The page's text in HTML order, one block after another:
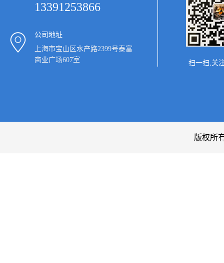
13391253866
公司地址
上海市宝山区水产路2399号泰富
商业广场607室
扫一扫,关
版权所